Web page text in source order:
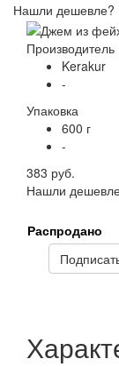
Нашли дешевле?
Производитель
Kerakur
-
Упаковка
600 г
-
383 руб.
Нашли
Распродано